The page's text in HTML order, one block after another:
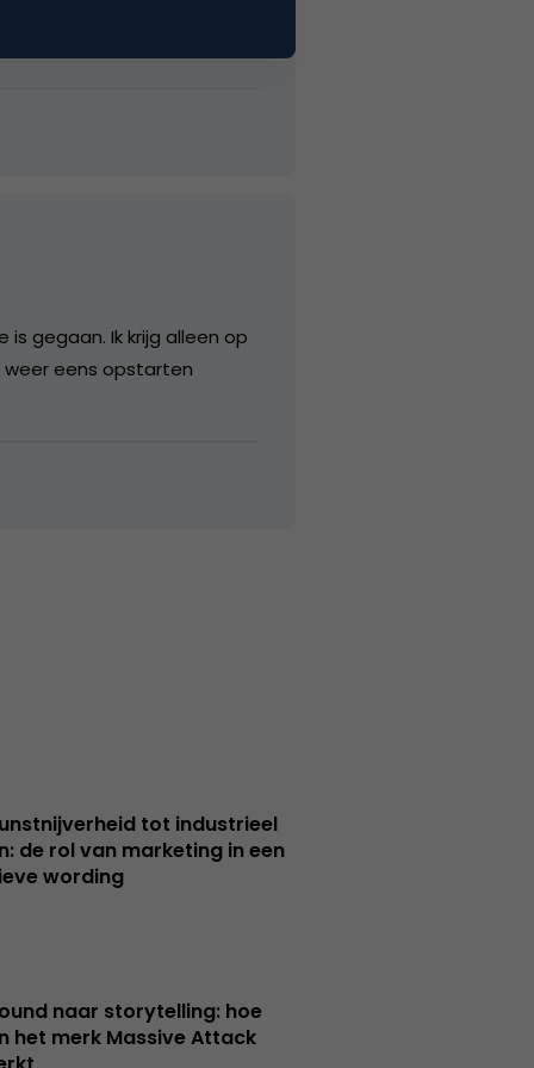
gegaan. Ik krijg alleen op
weer eens opstarten
tot industrieel
de rol van marketing in een
wording
naar storytelling: hoe
het merk Massive Attack